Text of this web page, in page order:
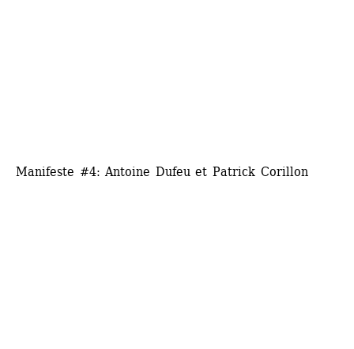
Manifeste #4: Antoine Dufeu et Patrick Corillon